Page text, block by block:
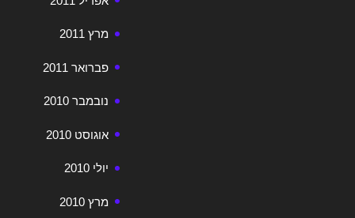
מרץ 2011
פברואר 2011
נובמבר 2010
אוגוסט 2010
יולי 2010
מרץ 2010